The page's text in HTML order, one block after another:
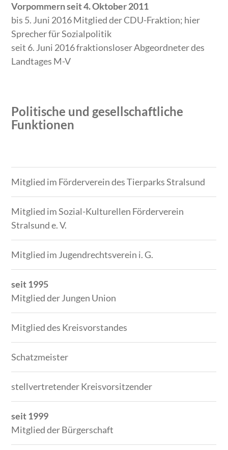
Vorpommern seit 4. Oktober 2011
bis 5. Juni 2016 Mitglied der CDU-Fraktion; hier
Sprecher für Sozialpolitik
seit 6. Juni 2016 fraktionsloser Abgeordneter des
Landtages M-V
Politische und gesellschaftliche
Funktionen
Zeitraum
Tätigkeit
Mitglied im Förderverein des Tierparks Stralsund
Mitglied im Sozial-Kulturellen Förderverein
Stralsund e. V.
Mitglied im Jugendrechtsverein i. G.
seit 1995
Mitglied der Jungen Union
Mitglied des Kreisvorstandes
Schatzmeister
stellvertretender Kreisvorsitzender
seit 1999
Mitglied der Bürgerschaft